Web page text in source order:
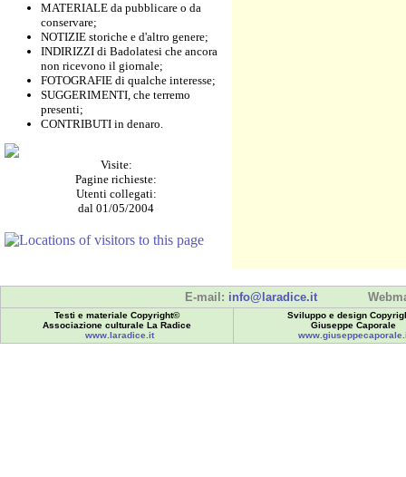
MATERIALE da pubblicare o da
conservare;
NOTIZIE storiche e d'altro genere;
INDIRIZZI di Badolatesi che ancora
non ricevono il giornale;
FOTOGRAFIE di qualche interesse;
SUGGERIMENTI, che terremo
presenti;
CONTRIBUTI in denaro.
Visite:
Pagine richieste:
Utenti collegati:
dal 01/05/2004
E-mail: info@laradice.it
Testi e materiale Copyright©
Associazione culturale La Radice
www.laradice.it
Sviluppo e design
Giuseppe Caporale